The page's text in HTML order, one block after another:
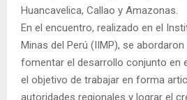
Huancavelica, Callao y Amazonas.
En el encuentro, realizado en el
Minas del Perú (IIMP), se
fomentar el desarrollo conjunto en
el objetivo de trabajar en forma
autoridades regionales y lograr el